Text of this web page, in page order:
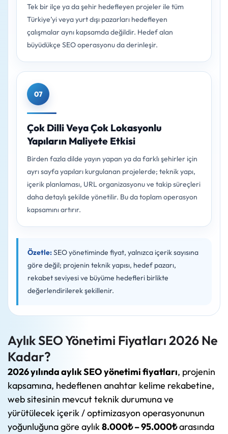
Tek bir ilçe ya da şehir hedefleyen projeler ile tüm
Türkiye’yi veya yurt dışı pazarları hedefleyen
çalışmalar aynı kapsamda değildir. Hedef alan
büyüdükçe SEO operasyonu da derinleşir.
07
Çok Dilli Veya Çok Lokasyonlu
Yapıların Maliyete Etkisi
Birden fazla dilde yayın yapan ya da farklı şehirler için
ayrı sayfa yapıları kurgulanan projelerde; teknik yapı,
içerik planlaması, URL organizasyonu ve takip süreçleri
daha detaylı şekilde yönetilir. Bu da toplam operasyon
kapsamını artırır.
Özetle:SEO yönetiminde fiyat, yalnızca içerik sayısına
göre değil; projenin teknik yapısı, hedef pazarı,
rekabet seviyesi ve büyüme hedefleri birlikte
değerlendirilerek şekillenir.
Aylık SEO Yönetimi Fiyatları 2026 Ne
Kadar?
2026 yılında aylık SEO yönetimi fiyatları, projenin
kapsamına, hedeflenen anahtar kelime rekabetine,
web sitesinin mevcut teknik durumuna ve
yürütülecek içerik / optimizasyon operasyonunun
yoğunluğuna göre aylık8.000₺ – 95.000₺arasında